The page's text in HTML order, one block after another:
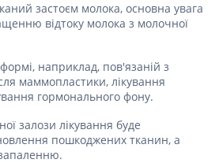
застоєм молока, основна увага
відтоку молока з молочної
наприклад, пов'язаній з
маммопластики, лікування
гормонального фону.
залози лікування буде
пошкоджених тканин, а